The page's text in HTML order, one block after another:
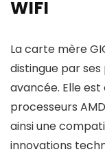
WIFI
La carte mère
distingue par
avancée. Elle
processeurs
ainsi une
innovations